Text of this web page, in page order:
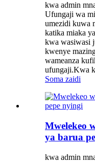
kwa admin
Ufungaji wa
umezidi kuwa
katika miaka
kwa wasiwasi
kwenye
wameanza
ufungaji.Kwa
Soma zaidi
Mwelekeo
ya barua
kwa admin